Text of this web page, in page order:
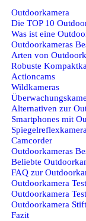
Outdoorkamera
Die TOP 10
Was ist eine
Outdoorkameras
Arten von
Robuste
Actioncams
Wildkameras
Alternativen zur
Smartphones mit
Camcorder
Outdoorkameras
Beliebte
FAQ zur
Outdoorkamera
Outdoorkamera
Outdoorkamera
Fazit